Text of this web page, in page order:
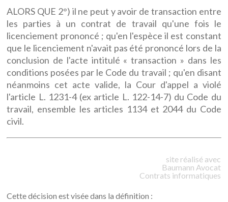
ALORS QUE 2°) il ne peut y avoir de transaction entre
les parties à un contrat de travail qu'une fois le
licenciement prononcé ; qu'en l'espèce il est constant
que le licenciement n'avait pas été prononcé lors de la
conclusion de l'acte intitulé « transaction » dans les
conditions posées par le Code du travail ; qu'en disant
néanmoins cet acte valide, la Cour d'appel a violé
l'article L. 1231-4 (ex article L. 122-14-7) du Code du
travail, ensemble les articles 1134 et 2044 du Code
civil.
site réalisé avec
Baumann Avocat
Contrats informatiques
Cette décision est visée dans la définition :